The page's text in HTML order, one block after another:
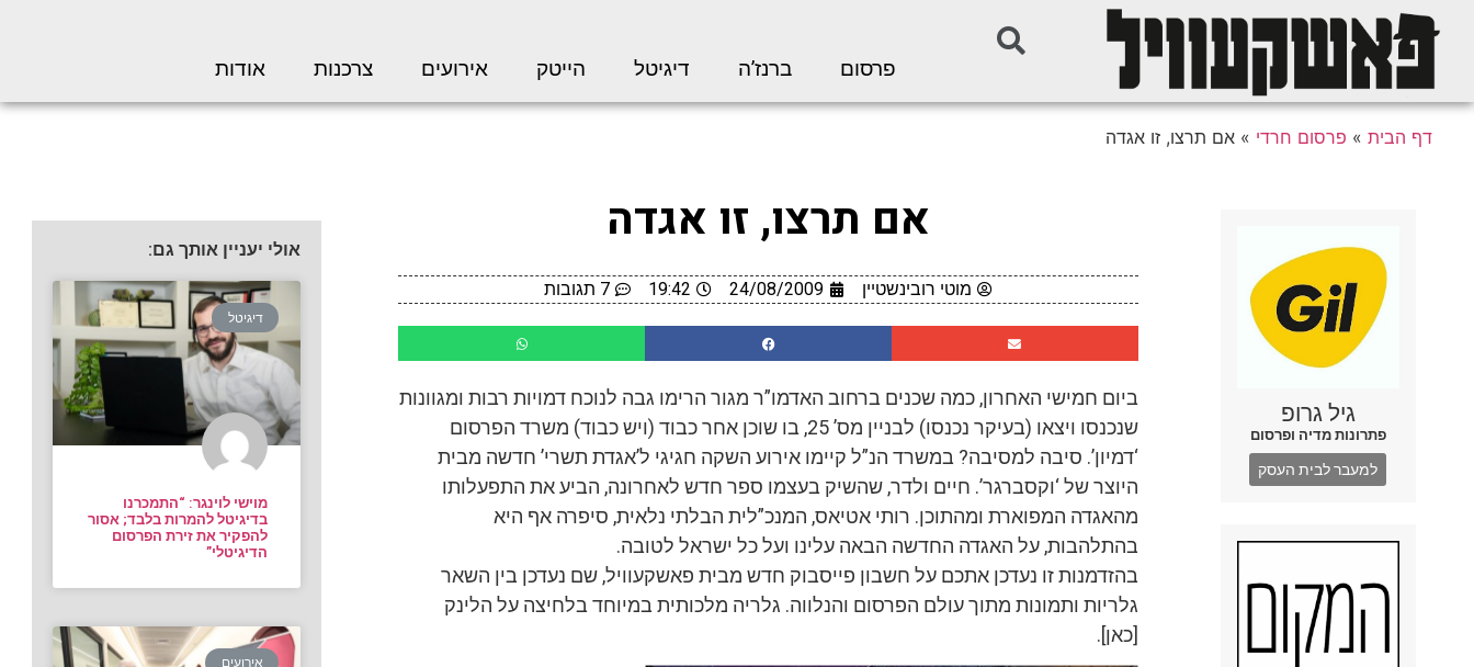
פרסום ברנז’ה דיגיטל הייטק אירועים צרכנות אודות
דף הבית » פרסום חרדי »אם תרצו, זו אגדה
גיל גרופ
פתרונות מדיה ופרסום
למעבר לבית העסק
אם תרצו, זו אגדה
מוטי רובינשטיין 24/08/2009
19:42 7 תגובות
ביום חמישי האחרון, כמה שכנים ברחוב האדמו”ר מגור הרימו גבה לנוכח דמויות רבות ומגוונות
שנכנסו ויצאו (בעיקר נכנסו) לבניין מס’ 25, בו שוכן אחר כבוד (ויש כבוד) משרד הפרסום
‘דמיון’. סיבה למסיבה? במשרד הנ”ל קיימו אירוע השקה חגיגי ל’אגדת תשרי’ חדשה מבית
היוצר של ‘וקסברגר’. חיים ולדר, שהשיק בעצמו ספר חדש לאחרונה, הביע את התפעלותו
מהאגדה המפוארת ומהתוכן. רותי אטיאס, המנכ”לית הבלתי נלאית, סיפרה אף היא
בהתלהבות, על האגדה החדשה הבאה עלינו ועל כל ישראל לטובה.
בהזדמנות זו נעדכן אתכם על חשבון פייסבוק חדש מבית פאשקעוויל, שם נעדכן בין השאר
גלריות ותמונות מתוך עולם הפרסום והנלווה. גלריה מלכותית במיוחד בלחיצה על הלינק
[כאן].
אולי יעניין אותך גם:
דיגיטל
מוישי לוינגר: “התמכרנו
בדיגיטל להמרות בלבד; אסור
להפקיר את זירת הפרסום
הדיגיטלי”
אירועים